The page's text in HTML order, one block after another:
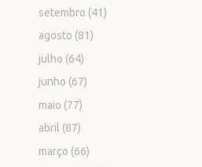
setembro (41)
agosto (81)
julho (64)
junho (67)
maio (77)
abril (87)
março (66)